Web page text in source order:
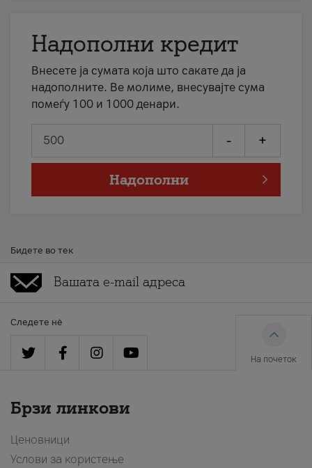
Надополни кредит
Внесете ја сумата која што сакате да ја
надополните. Ве молиме, внесувајте сума
помеѓу 100 и 1000 денари.
- +
Надополни
Бидете во тек
Следете нè
На почеток
Брзи линкови
Ценовници
Услови за користење